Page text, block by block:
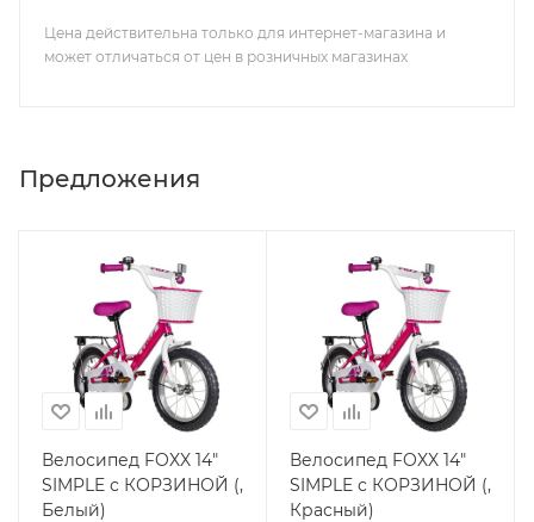
Цена действительна только для интернет-магазина и
может отличаться от цен в розничных магазинах
Предложения
Велосипед FOXX 14"
SIMPLE с КОРЗИНОЙ (,
Белый)
Велосипед FOXX 14"
SIMPLE с КОРЗИНОЙ (,
Красный)